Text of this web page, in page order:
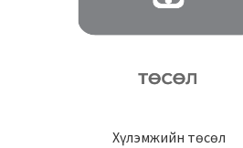
Хүлэмжийн төсөл